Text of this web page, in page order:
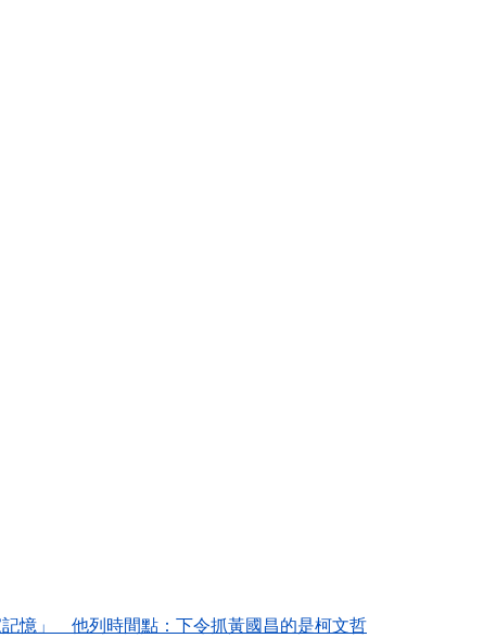
憶」 他列時間點：下令抓黃國昌的是柯文哲